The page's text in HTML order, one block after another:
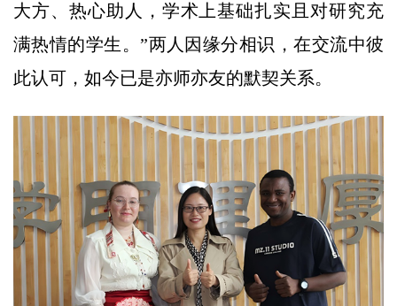
大方、热心助人，学术上基础扎实且对研究充
满热情的学生。”两人因缘分相识，在交流中彼
此认可，如今已是亦师亦友的默契关系。